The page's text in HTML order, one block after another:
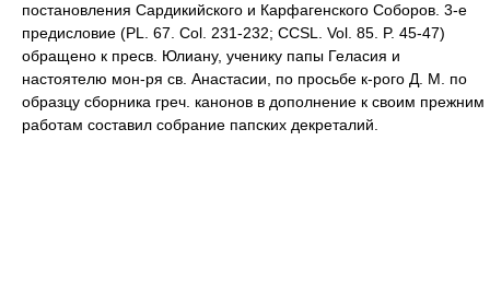
постановления Сардикийского и Карфагенского Соборов. 3-е
предисловие (PL. 67. Col. 231-232; CCSL. Vol. 85. P. 45-47)
обращено к пресв. Юлиану, ученику папы Геласия и
настоятелю мон-ря св. Анастасии, по просьбе к-рого Д. М. по
образцу сборника греч. канонов в дополнение к своим прежним
работам составил собрание папских декреталий.